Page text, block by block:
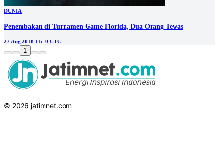
DUNIA
Penembakan di Turnamen Game Florida, Dua Orang Tewas
27 Aug 2018 11:10 UTC
1
© 2026 jatimnet.com